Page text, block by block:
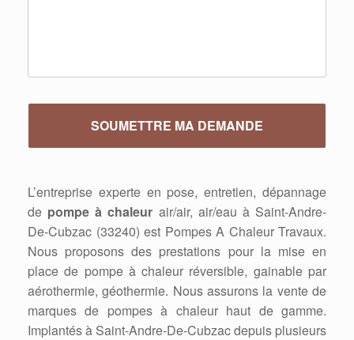
L’entreprise experte en pose, entretien, dépannage
de pompe à chaleur air/air, air/eau à Saint-Andre-
De-Cubzac (33240) est Pompes A Chaleur Travaux.
Nous proposons des prestations pour la mise en
place de pompe à chaleur réversible, gainable par
aérothermie, géothermie. Nous assurons la vente de
marques de pompes à chaleur haut de gamme.
Implantés à Saint-Andre-De-Cubzac depuis plusieurs